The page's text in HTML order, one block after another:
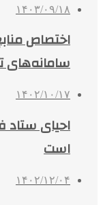
۱۴۰۳/۰۹/۱۸
سامانه‌های
۱۴۰۲/۱۰/۱۷
احیای ستاد
است
۱۴۰۲/۱۲/۰۴